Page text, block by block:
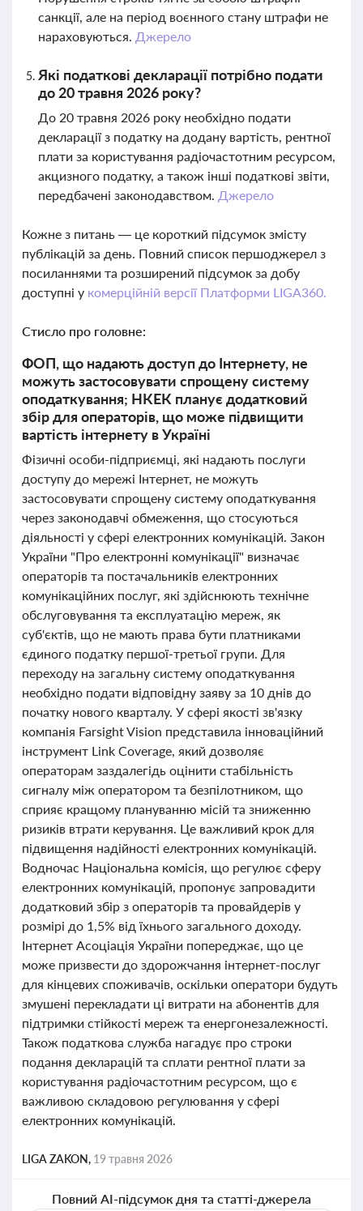
санкції, але на період воєнного стану штрафи не
нараховуються. Джерело
Які податкові декларації потрібно подати
до 20 травня 2026 року?
До 20 травня 2026 року необхідно подати
декларації з податку на додану вартість, рентної
плати за користування радіочастотним ресурсом,
акцизного податку, а також інші податкові звіти,
передбачені законодавством. Джерело
Кожне з питань — це короткий підсумок змісту
публікацій за день. Повний список першоджерел з
посиланнями та розширений підсумок за добу
доступні у комерційній версії Платформи LIGA360.
Стисло про головне:
ФОП, що надають доступ до Інтернету, не
можуть застосовувати спрощену систему
оподаткування; НКЕК планує додатковий
збір для операторів, що може підвищити
вартість інтернету в Україні
Фізичні особи-підприємці, які надають послуги
доступу до мережі Інтернет, не можуть
застосовувати спрощену систему оподаткування
через законодавчі обмеження, що стосуються
діяльності у сфері електронних комунікацій. Закон
України "Про електронні комунікації" визначає
операторів та постачальників електронних
комунікаційних послуг, які здійснюють технічне
обслуговування та експлуатацію мереж, як
суб'єктів, що не мають права бути платниками
єдиного податку першої-третьої групи. Для
переходу на загальну систему оподаткування
необхідно подати відповідну заяву за 10 днів до
початку нового кварталу. У сфері якості зв'язку
компанія Farsight Vision представила інноваційний
інструмент Link Coverage, який дозволяє
операторам заздалегідь оцінити стабільність
сигналу між оператором та безпілотником, що
сприяє кращому плануванню місій та зниженню
ризиків втрати керування. Це важливий крок для
підвищення надійності електронних комунікацій.
Водночас Національна комісія, що регулює сферу
електронних комунікацій, пропонує запровадити
додатковий збір з операторів та провайдерів у
розмірі до 1,5% від їхнього загального доходу.
Інтернет Асоціація України попереджає, що це
може призвести до здорожчання інтернет-послуг
для кінцевих споживачів, оскільки оператори будуть
змушені перекладати ці витрати на абонентів для
підтримки стійкості мереж та енергонезалежності.
Також податкова служба нагадує про строки
подання декларацій та сплати рентної плати за
користування радіочастотним ресурсом, що є
важливою складовою регулювання у сфері
електронних комунікацій.
LIGA ZAKON, 19 травня 2026
Повний AI-підсумок дня та статті-джерела